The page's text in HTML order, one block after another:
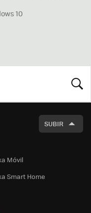
10
SUBIR
Móvil
Smart Home